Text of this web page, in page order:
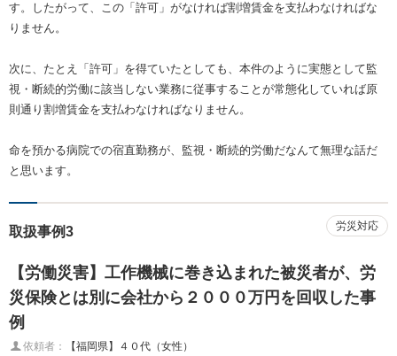
す。したがって、この「許可」がなければ割増賃金を支払わなければな
りません。
次に、たとえ「許可」を得ていたとしても、本件のように実態として監
視・断続的労働に該当しない業務に従事することが常態化していれば原
則通り割増賃金を支払わなければなりません。
命を預かる病院での宿直勤務が、監視・断続的労働だなんて無理な話だ
と思います。
取扱事例3 労災対応
【労働災害】工作機械に巻き込まれた被災者が、労
災保険とは別に会社から２０００万円を回収した事
例
依頼者： 【福岡県】４０代（女性）